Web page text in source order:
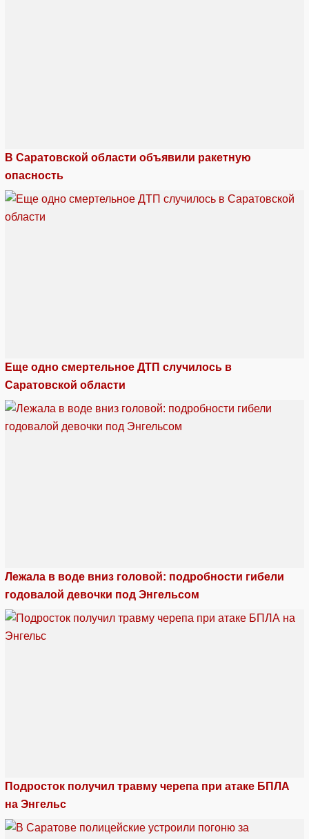
В Саратовской области объявили ракетную
опасность
Еще одно смертельное ДТП случилось в
Саратовской области
Лежала в воде вниз головой: подробности гибели
годовалой девочки под Энгельсом
Подросток получил травму черепа при атаке БПЛА
на Энгельс